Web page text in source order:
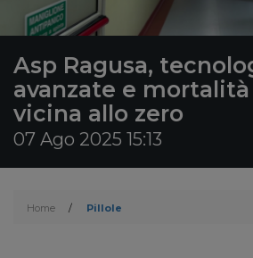
Asp Ragusa,
avanzate e
vicina allo zero
07 Ago 2025 15:13
Home / Pillole